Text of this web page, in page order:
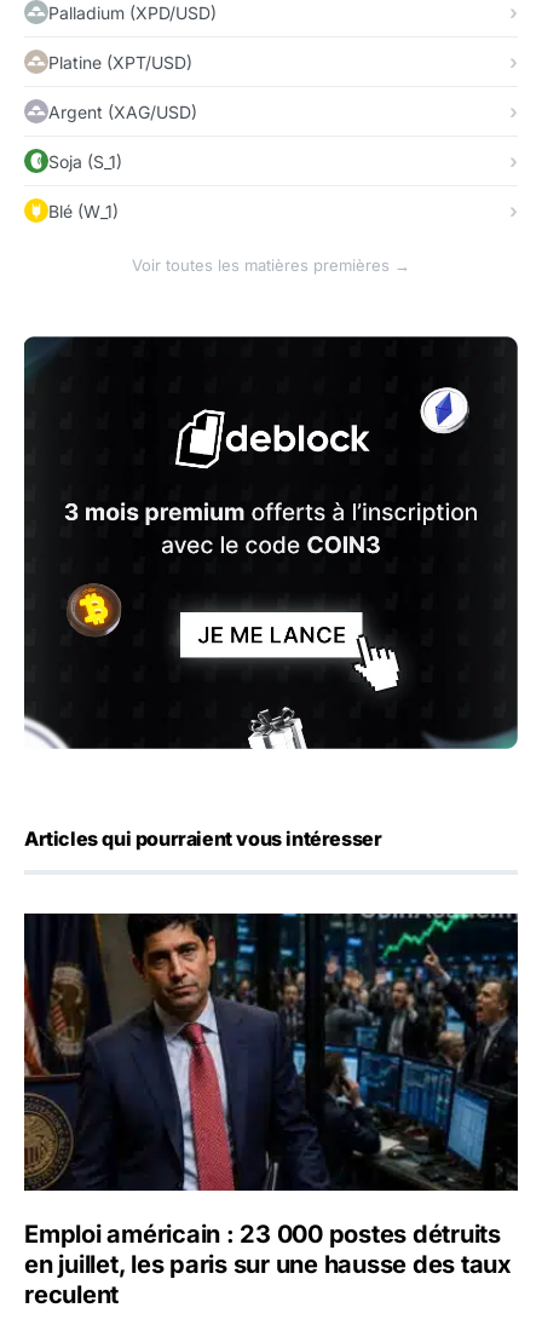
Palladium (XPD/USD)
Platine (XPT/USD)
Argent (XAG/USD)
Soja (S_1)
Blé (W_1)
Voir toutes les matières premières →
Articles qui pourraient vous intéresser
Emploi américain : 23 000 postes détruits en juillet, les
Emploi américain : 23 000 postes détruits
en juillet, les paris sur une hausse des taux
reculent